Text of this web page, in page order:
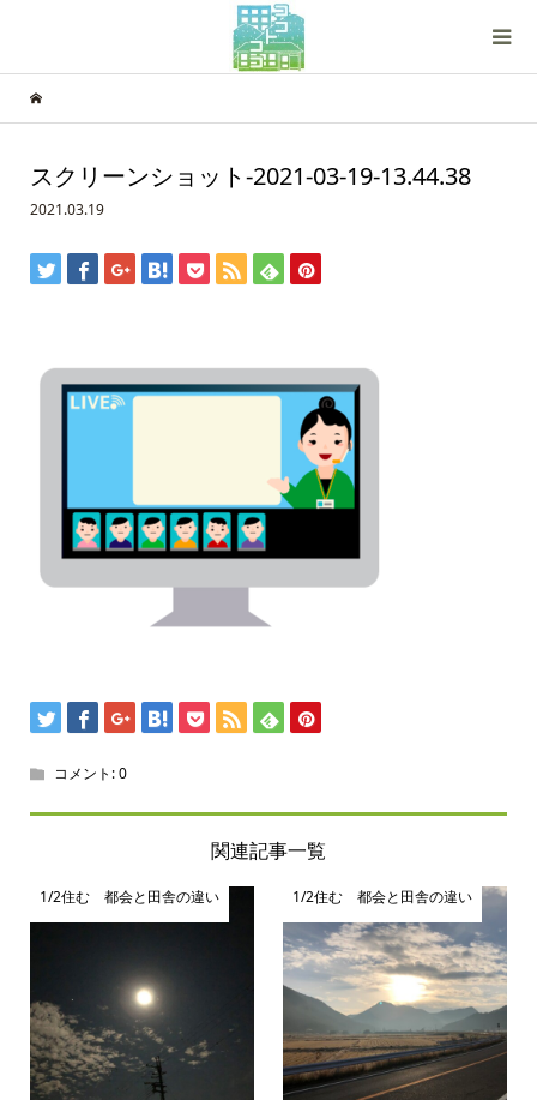
スクリーンショット-2021-03-19-13.44.38
2021.03.19
コメント:0
関連記事一覧
1/2住む 都会と田舎の違い 1/2住む 都会と田舎の違い